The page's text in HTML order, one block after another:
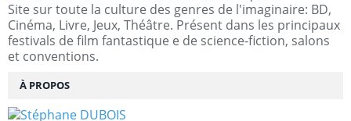
Site sur toute la culture des genres de l'imaginaire: BD,
Cinéma, Livre, Jeux, Théâtre. Présent dans les principaux
festivals de film fantastique e de science-fiction, salons
et conventions.
À PROPOS